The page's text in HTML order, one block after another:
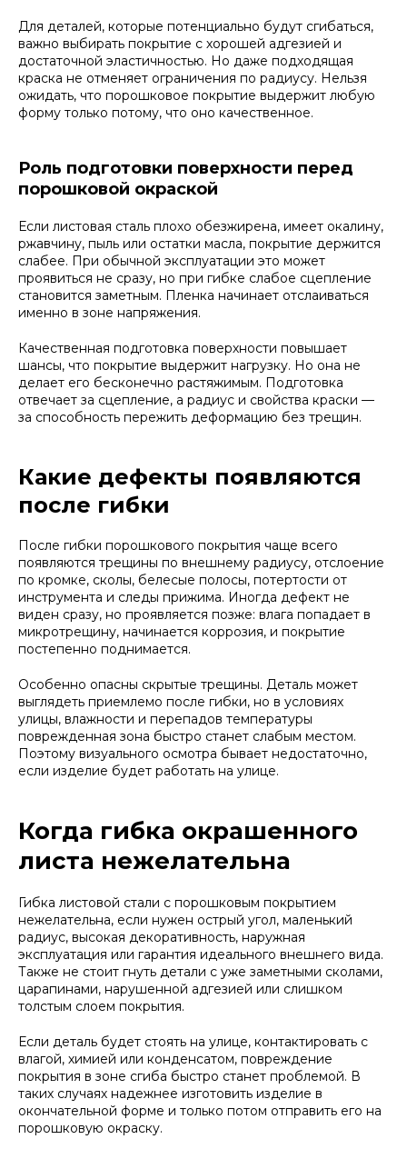
Для деталей, которые потенциально будут сгибаться,
важно выбирать покрытие с хорошей адгезией и
достаточной эластичностью. Но даже подходящая
краска не отменяет ограничения по радиусу. Нельзя
ожидать, что порошковое покрытие выдержит любую
форму только потому, что оно качественное.
Роль подготовки поверхности перед
порошковой окраской
Если листовая сталь плохо обезжирена, имеет окалину,
ржавчину, пыль или остатки масла, покрытие держится
слабее. При обычной эксплуатации это может
проявиться не сразу, но при гибке слабое сцепление
становится заметным. Пленка начинает отслаиваться
именно в зоне напряжения.
Качественная подготовка поверхности повышает
шансы, что покрытие выдержит нагрузку. Но она не
делает его бесконечно растяжимым. Подготовка
отвечает за сцепление, а радиус и свойства краски —
за способность пережить деформацию без трещин.
Какие дефекты появляются
после гибки
После гибки порошкового покрытия чаще всего
появляются трещины по внешнему радиусу, отслоение
по кромке, сколы, белесые полосы, потертости от
инструмента и следы прижима. Иногда дефект не
виден сразу, но проявляется позже: влага попадает в
микротрещину, начинается коррозия, и покрытие
постепенно поднимается.
Особенно опасны скрытые трещины. Деталь может
выглядеть приемлемо после гибки, но в условиях
улицы, влажности и перепадов температуры
поврежденная зона быстро станет слабым местом.
Поэтому визуального осмотра бывает недостаточно,
если изделие будет работать на улице.
Когда гибка окрашенного
листа нежелательна
Гибка листовой стали с порошковым покрытием
нежелательна, если нужен острый угол, маленький
радиус, высокая декоративность, наружная
эксплуатация или гарантия идеального внешнего вида.
Также не стоит гнуть детали с уже заметными сколами,
царапинами, нарушенной адгезией или слишком
толстым слоем покрытия.
Если деталь будет стоять на улице, контактировать с
влагой, химией или конденсатом, повреждение
покрытия в зоне сгиба быстро станет проблемой. В
таких случаях надежнее изготовить изделие в
окончательной форме и только потом отправить его на
порошковую окраску.